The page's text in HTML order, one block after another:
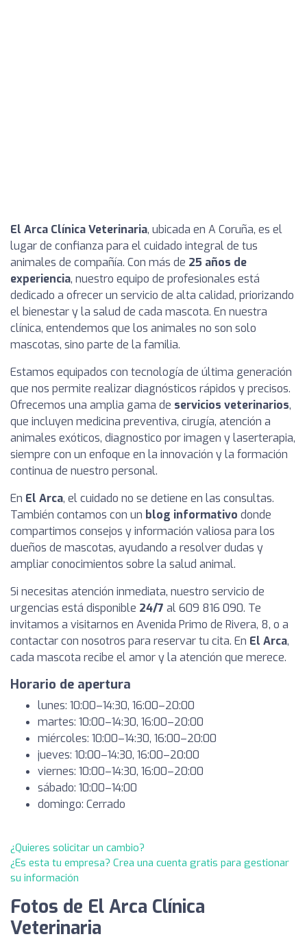
El Arca Clínica Veterinaria, ubicada en A Coruña, es el
lugar de confianza para el cuidado integral de tus
animales de compañía. Con más de 25 años de
experiencia, nuestro equipo de profesionales está
dedicado a ofrecer un servicio de alta calidad, priorizando
el bienestar y la salud de cada mascota. En nuestra
clínica, entendemos que los animales no son solo
mascotas, sino parte de la familia.
Estamos equipados con tecnología de última generación
que nos permite realizar diagnósticos rápidos y precisos.
Ofrecemos una amplia gama de servicios veterinarios,
que incluyen medicina preventiva, cirugía, atención a
animales exóticos, diagnostico por imagen y laserterapia,
siempre con un enfoque en la innovación y la formación
continua de nuestro personal.
En El Arca, el cuidado no se detiene en las consultas.
También contamos con un blog informativo donde
compartimos consejos y información valiosa para los
dueños de mascotas, ayudando a resolver dudas y
ampliar conocimientos sobre la salud animal.
Si necesitas atención inmediata, nuestro servicio de
urgencias está disponible 24/7 al 609 816 090. Te
invitamos a visitarnos en Avenida Primo de Rivera, 8, o a
contactar con nosotros para reservar tu cita. En El Arca,
cada mascota recibe el amor y la atención que merece.
Horario de apertura
lunes: 10:00–14:30, 16:00–20:00
martes: 10:00–14:30, 16:00–20:00
miércoles: 10:00–14:30, 16:00–20:00
jueves: 10:00–14:30, 16:00–20:00
viernes: 10:00–14:30, 16:00–20:00
sábado: 10:00–14:00
domingo: Cerrado
¿Quieres solicitar un cambio?
¿Es esta tu empresa? Crea una cuenta gratis para gestionar
su información
Fotos de El Arca Clínica
Veterinaria